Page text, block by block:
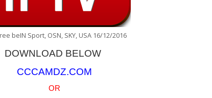
beIN Sport, OSN, SKY, USA 16/12/2016
DOWNLOAD BELOW
CCCAMDZ.COM
OR